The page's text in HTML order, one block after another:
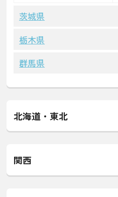
茨城県
栃木県
群馬県
北海道・東北
関西